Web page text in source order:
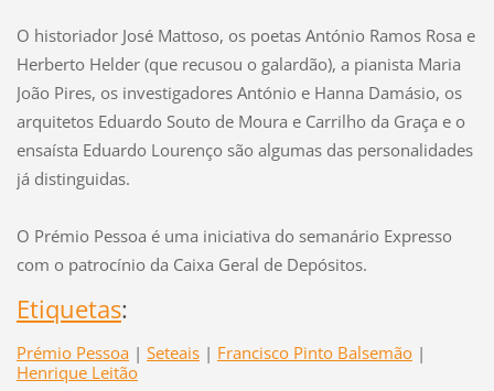
O historiador José Mattoso, os poetas António Ramos Rosa e
Herberto Helder (que recusou o galardão), a pianista Maria
João Pires, os investigadores António e Hanna Damásio, os
arquitetos Eduardo Souto de Moura e Carrilho da Graça e o
ensaísta Eduardo Lourenço são algumas das personalidades
já distinguidas.
O Prémio Pessoa é uma iniciativa do semanário Expresso
com o patrocínio da Caixa Geral de Depósitos.
Etiquetas:
Prémio Pessoa | Seteais | Francisco Pinto Balsemão |
Henrique Leitão